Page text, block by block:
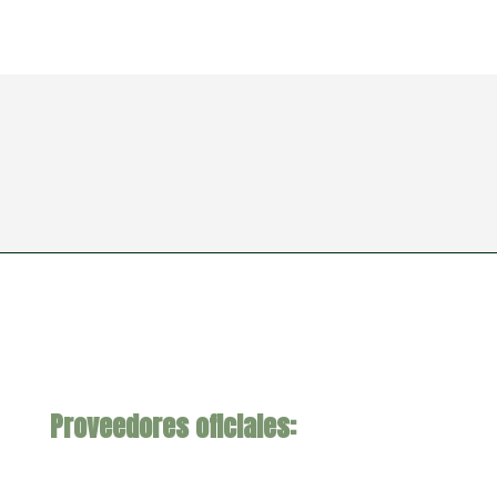
Proveedores oficiales: